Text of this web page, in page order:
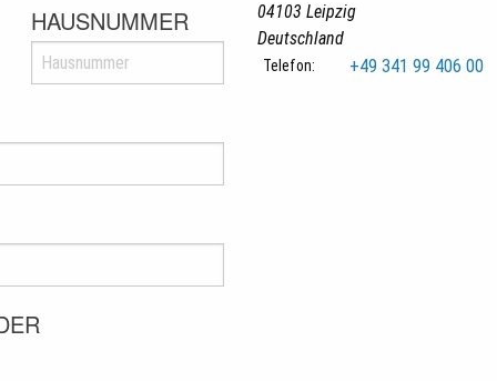
HAUSNUMMER
04103 Leipzig
Deutschland
Telefon: +49 341 99 406 00